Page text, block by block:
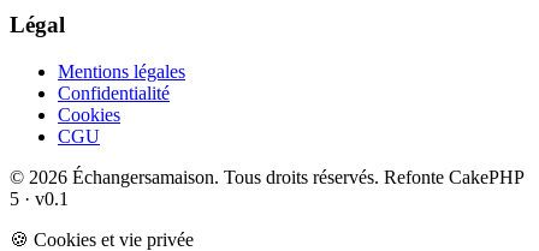
Légal
Mentions légales
Confidentialité
Cookies
CGU
© 2026 Échangersamaison. Tous droits réservés. Refonte CakePHP
5 · v0.1
🍪 Cookies et vie privée